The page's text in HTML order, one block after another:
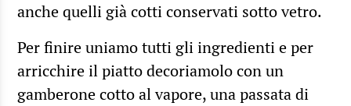
anche quelli già cotti conservati sotto vetro.
Per finire uniamo tutti gli ingredienti e per
arricchire il piatto decoriamolo con un
gamberone cotto al vapore, una passata di